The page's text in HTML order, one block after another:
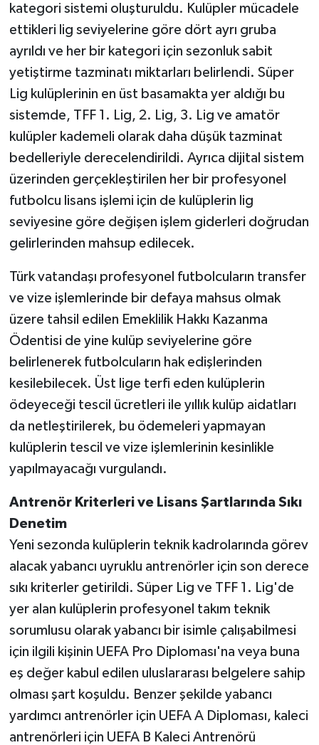
kategori sistemi oluşturuldu. Kulüpler mücadele
ettikleri lig seviyelerine göre dört ayrı gruba
ayrıldı ve her bir kategori için sezonluk sabit
yetiştirme tazminatı miktarları belirlendi. Süper
Lig kulüplerinin en üst basamakta yer aldığı bu
sistemde, TFF 1. Lig, 2. Lig, 3. Lig ve amatör
kulüpler kademeli olarak daha düşük tazminat
bedelleriyle derecelendirildi. Ayrıca dijital sistem
üzerinden gerçekleştirilen her bir profesyonel
futbolcu lisans işlemi için de kulüplerin lig
seviyesine göre değişen işlem giderleri doğrudan
gelirlerinden mahsup edilecek.
Türk vatandaşı profesyonel futbolcuların transfer
ve vize işlemlerinde bir defaya mahsus olmak
üzere tahsil edilen Emeklilik Hakkı Kazanma
Ödentisi de yine kulüp seviyelerine göre
belirlenerek futbolcuların hak edişlerinden
kesilebilecek. Üst lige terfi eden kulüplerin
ödeyeceği tescil ücretleri ile yıllık kulüp aidatları
da netleştirilerek, bu ödemeleri yapmayan
kulüplerin tescil ve vize işlemlerinin kesinlikle
yapılmayacağı vurgulandı.
Antrenör Kriterleri ve Lisans Şartlarında Sıkı
Denetim
Yeni sezonda kulüplerin teknik kadrolarında görev
alacak yabancı uyruklu antrenörler için son derece
sıkı kriterler getirildi. Süper Lig ve TFF 1. Lig'de
yer alan kulüplerin profesyonel takım teknik
sorumlusu olarak yabancı bir isimle çalışabilmesi
için ilgili kişinin UEFA Pro Diploması'na veya buna
eş değer kabul edilen uluslararası belgelere sahip
olması şart koşuldu. Benzer şekilde yabancı
yardımcı antrenörler için UEFA A Diploması, kaleci
antrenörleri için UEFA B Kaleci Antrenörü